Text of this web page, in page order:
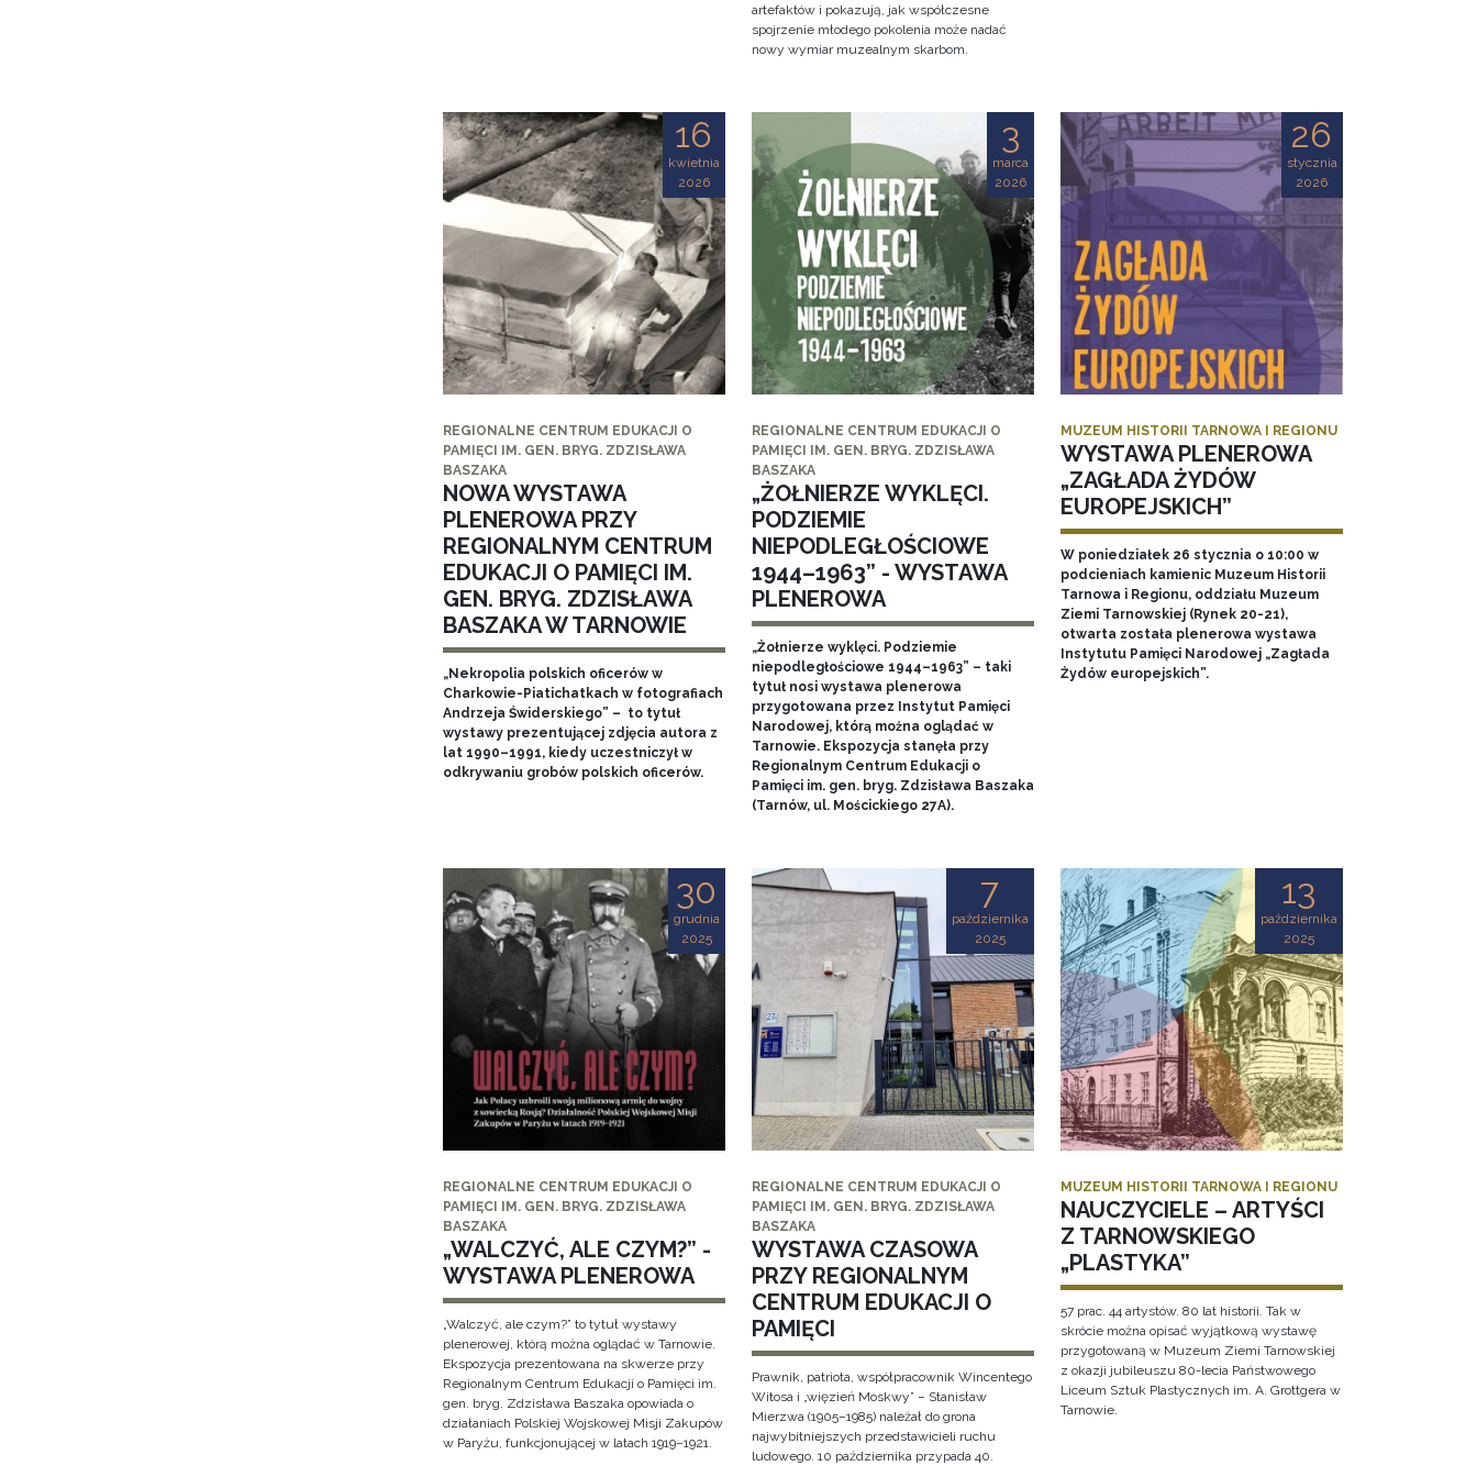
artefaktów i pokazują, jak współczesne
spojrzenie młodego pokolenia może nadać
nowy wymiar muzealnym skarbom.
16
kwietnia
2026
REGIONALNE CENTRUM EDUKACJI O
PAMIĘCI IM. GEN. BRYG. ZDZISŁAWA
BASZAKA
NOWA WYSTAWA
PLENEROWA PRZY
REGIONALNYM CENTRUM
EDUKACJI O PAMIĘCI IM.
GEN. BRYG. ZDZISŁAWA
BASZAKA W TARNOWIE
„Nekropolia polskich oficerów w
Charkowie-Piatichatkach w fotografiach
Andrzeja Świderskiego” – to tytuł
wystawy prezentującej zdjęcia autora z
lat 1990–1991, kiedy uczestniczył w
odkrywaniu grobów polskich oficerów.
3
marca
2026
REGIONALNE CENTRUM EDUKACJI O
PAMIĘCI IM. GEN. BRYG. ZDZISŁAWA
BASZAKA
„ŻOŁNIERZE WYKLĘCI.
PODZIEMIE
NIEPODLEGŁOŚCIOWE
1944–1963” - WYSTAWA
PLENEROWA
„Żołnierze wyklęci. Podziemie
niepodległościowe 1944–1963” – taki
tytuł nosi wystawa plenerowa
przygotowana przez Instytut Pamięci
Narodowej, którą można oglądać w
Tarnowie. Ekspozycja stanęła przy
Regionalnym Centrum Edukacji o
Pamięci im. gen. bryg. Zdzisława Baszaka
(Tarnów, ul. Mościckiego 27A).
26
stycznia
2026
MUZEUM HISTORII TARNOWA I REGIONU
WYSTAWA PLENEROWA
„ZAGŁADA ŻYDÓW
EUROPEJSKICH”
W poniedziałek 26 stycznia o 10:00 w
podcieniach kamienic Muzeum Historii
Tarnowa i Regionu, oddziału Muzeum
Ziemi Tarnowskiej (Rynek 20-21),
otwarta została plenerowa wystawa
Instytutu Pamięci Narodowej „Zagłada
Żydów europejskich”.
30
grudnia
2025
REGIONALNE CENTRUM EDUKACJI O
PAMIĘCI IM. GEN. BRYG. ZDZISŁAWA
BASZAKA
„WALCZYĆ, ALE CZYM?” -
WYSTAWA PLENEROWA
„Walczyć, ale czym?” to tytuł wystawy
plenerowej, którą można oglądać w Tarnowie.
Ekspozycja prezentowana na skwerze przy
Regionalnym Centrum Edukacji o Pamięci im.
gen. bryg. Zdzisława Baszaka opowiada o
działaniach Polskiej Wojskowej Misji Zakupów
w Paryżu, funkcjonującej w latach 1919–1921.
7
października
2025
REGIONALNE CENTRUM EDUKACJI O
PAMIĘCI IM. GEN. BRYG. ZDZISŁAWA
BASZAKA
WYSTAWA CZASOWA
PRZY REGIONALNYM
CENTRUM EDUKACJI O
PAMIĘCI
Prawnik, patriota, współpracownik Wincentego
Witosa i „więzień Moskwy” – Stanisław
Mierzwa (1905–1985) należał do grona
najwybitniejszych przedstawicieli ruchu
ludowego. 10 października przypada 40.
13
października
2025
MUZEUM HISTORII TARNOWA I REGIONU
NAUCZYCIELE – ARTYŚCI
Z TARNOWSKIEGO
„PLASTYKA”
57 prac. 44 artystów. 80 lat historii. Tak w
skrócie można opisać wyjątkową wystawę
przygotowaną w Muzeum Ziemi Tarnowskiej
z okazji jubileuszu 80-lecia Państwowego
Liceum Sztuk Plastycznych im. A. Grottgera w
Tarnowie.